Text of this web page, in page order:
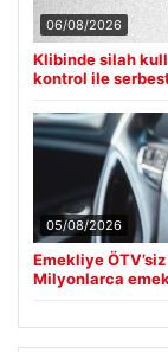
06/08/2026
Klibinde silah
kontrol ile serbest
05/08/2026
Emekliye
Milyonlarca